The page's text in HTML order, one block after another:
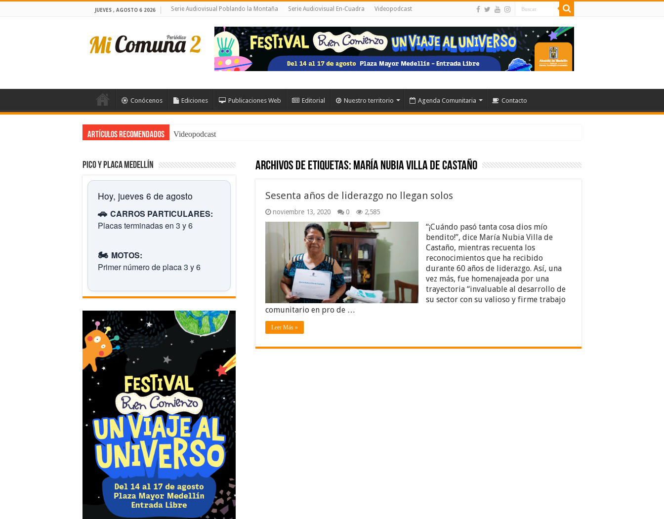
JUEVES , AGOSTO 6 2026 Serie Audiovisual Poblando la Montaña Serie Audiovisual En-Cuadra Videopodcast
Conócenos Ediciones Publicaciones Web Editorial Nuestro territorio Agenda Comunitaria Contacto
Artículos Recomendados Videopodcast
Archivos de etiquetas: María Nubia Villa de Castaño
Sesenta años de liderazgo no llegan solos
noviembre 13, 2020 0 2,585
“¡Cuándo pasó tanta cosa dios mío
bendito!”, dice María Nubia Villa de
Castaño, mientras recuenta los
reconocimientos que ha recibido
durante 60 años de liderazgo. Así, una
vez más, fue homenajeada por una
trayectoria “invaluable al desarrollo de
su sector con su valioso y firme trabajo
comunitario en pro de …
Leer Más »
Pico y placa Medellín
Hoy, jueves 6 de agosto
🚗 CARROS PARTICULARES:
Placas terminadas en 3 y 6
🏍️ MOTOS:
Primer número de placa 3 y 6